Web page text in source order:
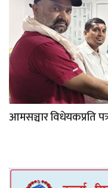
आमसञ्चार विधेयकप्रति